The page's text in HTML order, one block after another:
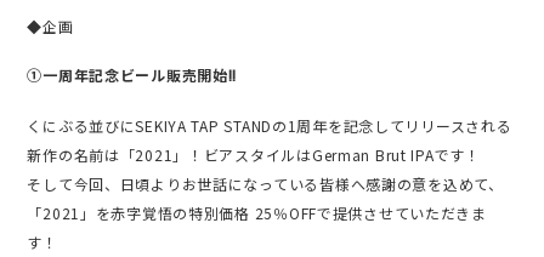
◆企画
①一周年記念ビール販売開始!!
くにぶる並びにSEKIYA TAP STANDの1周年を記念してリリースされる
新作の名前は「2021」！ビアスタイルはGerman Brut IPAです！
そして今回、日頃よりお世話になっている皆様へ感謝の意を込めて、
「2021」を赤字覚悟の特別価格 25％OFFで提供させていただきま
す！